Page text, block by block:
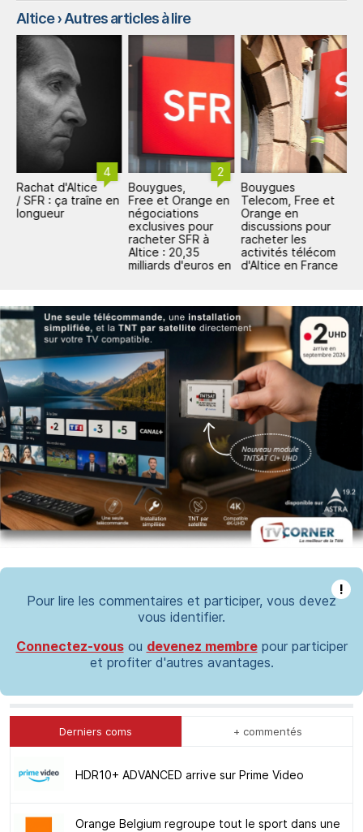
Altice› Autres articles à lire
4
Rachat d'Altice
/ SFR : ça traîne en
longueur
2
Bouygues,
Free et Orange en
négociations
exclusives pour
racheter SFR à
Altice : 20,35
milliards d'euros en
Bouygues
Telecom, Free et
Orange en
discussions pour
racheter les
activités télécom
d'Altice en France
!
Pour lire les commentaires et participer, vous devez
vous identifier.
Connectez-vousou devenez membrepour participer
et profiter d'autres avantages.
Derniers coms + commentés
HDR10+ ADVANCED arrive sur Prime Video
Orange Belgium regroupe tout le sport dans une